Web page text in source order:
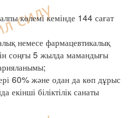
көлемі кемінде 144 сағат
немесе фармацевтикалық
соңғы 5 жылда мамандығы
60% және одан да көп дұрыс
екінші біліктілік санаты